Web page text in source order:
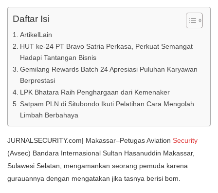
Daftar Isi
ArtikelLain
HUT ke-24 PT Bravo Satria Perkasa, Perkuat Semangat
Hadapi Tantangan Bisnis
Gemilang Rewards Batch 24 Apresiasi Puluhan Karyawan
Berprestasi
LPK Bhatara Raih Penghargaan dari Kemenaker
Satpam PLN di Situbondo Ikuti Pelatihan Cara Mengolah
Limbah Berbahaya
JURNALSECURITY.com| Makassar–Petugas Aviation Security
(Avsec) Bandara Internasional Sultan Hasanuddin Makassar,
Sulawesi Selatan, mengamankan seorang pemuda karena
gurauannya dengan mengatakan jika tasnya berisi bom.